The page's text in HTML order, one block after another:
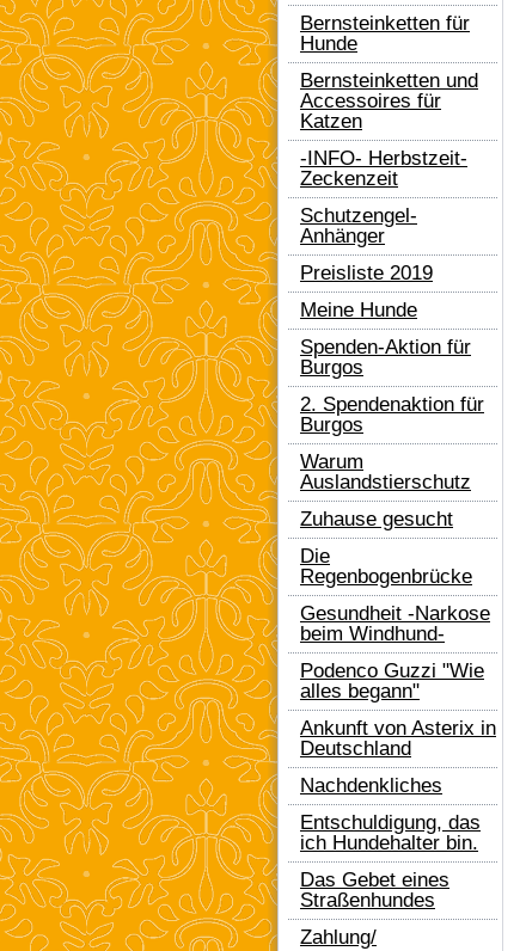
Bernsteinketten für
Hunde
Bernsteinketten und
Accessoires für
Katzen
-INFO- Herbstzeit-
Zeckenzeit
Schutzengel-
Anhänger
Preisliste 2019
Meine Hunde
Spenden-Aktion für
Burgos
2. Spendenaktion für
Burgos
Warum
Auslandstierschutz
Zuhause gesucht
Die
Regenbogenbrücke
Gesundheit -Narkose
beim Windhund-
Podenco Guzzi "Wie
alles begann"
Ankunft von Asterix in
Deutschland
Nachdenkliches
Entschuldigung, das
ich Hundehalter bin.
Das Gebet eines
Straßenhundes
Zahlung/